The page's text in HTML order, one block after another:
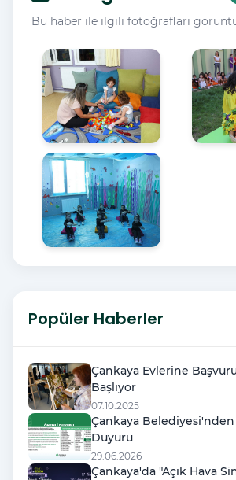
Bu haber ile ilgili fotoğrafları
Popüler Haberler
Çankaya Evlerine
Başlıyor
07.10.2025
Çankaya
Duyuru
29.06.2026
Çankaya'da "Açık Hava